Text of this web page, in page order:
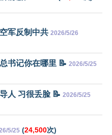
军反制中共 2026/5/26
书记你在哪里 📝 2026/5/25
人 习很丢脸 📝 2026/5/25
5/25 (24,500次)